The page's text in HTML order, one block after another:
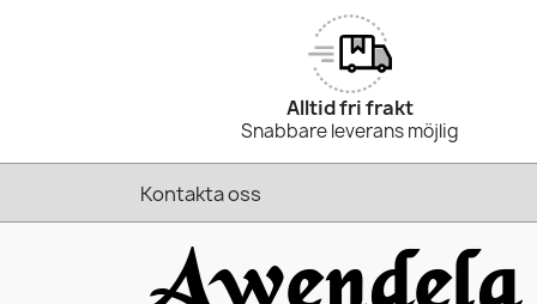
Alltid fri frakt
Snabbare leverans möjlig
Kontakta oss